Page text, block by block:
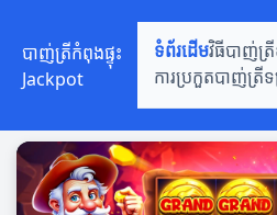
បាញ់ត្រីកំពុងផ្ទុះ
Jackpot
ទំព័រដើមវិធីបាញ់ត្រី
ការប្រកួតបាញ់ត្រី